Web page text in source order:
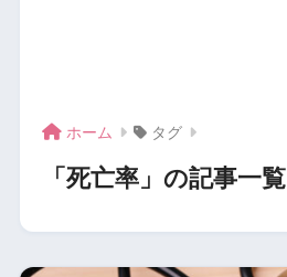
ホーム タグ
「死亡率」の記事一覧